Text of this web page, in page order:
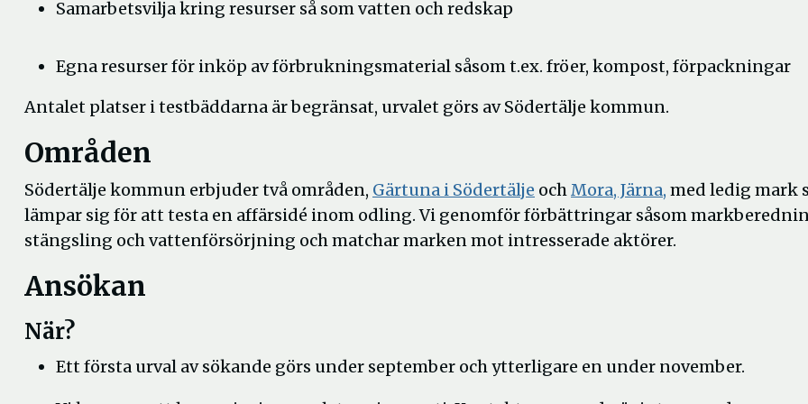
Samarbetsvilja kring resurser så som vatten och redskap
Egna resurser för inköp av förbrukningsmaterial såsom t.ex. fröer, kompost, förpackningar
Antalet platser i testbäddarna är begränsat, urvalet görs av Södertälje kommun.
Områden
Södertälje kommun erbjuder två områden, Gärtuna i Södertälje Öppna
i
nytt
ochMora, Järna, Öppna
i
nytt
med ledig mark
lämpar sig för att testa en affärsidé inom odling. Vi genomför förbättringar såsom
stängsling och vattenförsörjning och matchar marken mot intresserade aktörer.
Ansökan
När?
Ett första urval av sökande görs under september och ytterligare en under november.